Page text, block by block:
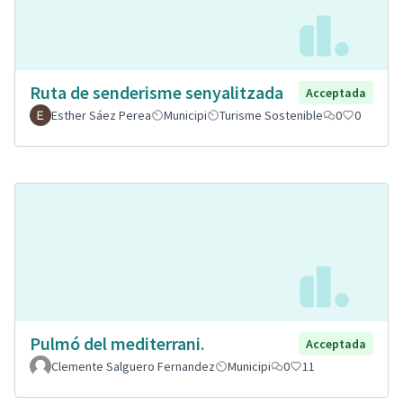
Ruta de senderisme senyalitzada
Acceptada
Esther Sáez Perea
Municipi Turisme Sostenible 0 0
Pulmó del mediterrani.
Acceptada
Clemente Salguero Fernandez
Municipi 0 11